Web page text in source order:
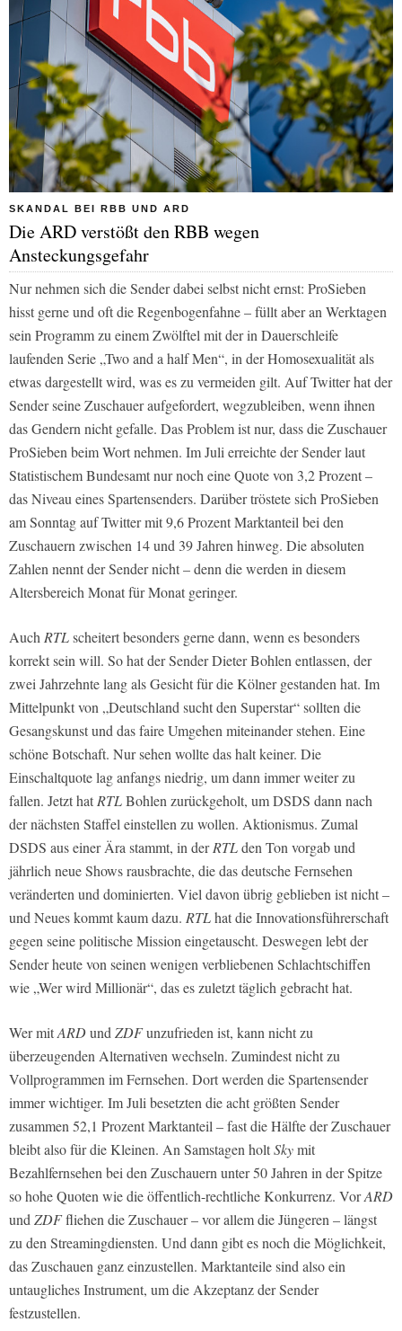
SKANDAL BEI RBB UND ARD
Die ARD verstößt den RBB wegen
Ansteckungsgefahr
Nur nehmen sich die Sender dabei selbst nicht ernst: ProSieben
hisst gerne und oft die Regenbogenfahne – füllt aber an Werktagen
sein Programm zu einem Zwölftel mit der in Dauerschleife
laufenden Serie „Two and a half Men“, in der Homosexualität als
etwas dargestellt wird, was es zu vermeiden gilt. Auf Twitter hat der
Sender seine Zuschauer aufgefordert, wegzubleiben, wenn ihnen
das Gendern nicht gefalle. Das Problem ist nur, dass die Zuschauer
ProSiebenbeim Wort nehmen. Im Juli erreichte der Sender laut
Statistischem Bundesamt nur noch eine Quote von 3,2 Prozent –
das Niveau eines Spartensenders. Darüber tröstete sichProSieben
am Sonntag auf Twitter mit 9,6 Prozent Marktanteil bei den
Zuschauern zwischen 14 und 39 Jahren hinweg. Die absoluten
Zahlen nennt der Sender nicht – denn die werden in diesem
Altersbereich Monat für Monat geringer.
AuchRTLscheitert besonders gerne dann, wenn es besonders
korrekt sein will. So hat der Sender Dieter Bohlen entlassen, der
zwei Jahrzehnte lang als Gesicht für die Kölner gestanden hat. Im
Mittelpunkt von „Deutschland sucht den Superstar“ sollten die
Gesangskunst und das faire Umgehen miteinander stehen. Eine
schöne Botschaft. Nur sehen wollte das halt keiner. Die
Einschaltquote lag anfangs niedrig, um dann immer weiter zu
fallen. Jetzt hatRTLBohlen zurückgeholt, um DSDS dann nach
der nächsten Staffel einstellen zu wollen. Aktionismus. Zumal
DSDS aus einer Ära stammt, in derRTLden Ton vorgab und
jährlich neue Shows rausbrachte, die das deutsche Fernsehen
veränderten und dominierten. Viel davon übrig geblieben ist nicht –
und Neues kommt kaum dazu. RTLhat die Innovationsführerschaft
gegen seine politische Mission eingetauscht. Deswegen lebt der
Sender heute von seinen wenigen verbliebenen Schlachtschiffen
wie „Wer wird Millionär“, das es zuletzt täglich gebracht hat.
Wer mitARDundZDFunzufrieden ist, kann nicht zu
überzeugenden Alternativen wechseln. Zumindest nicht zu
Vollprogrammen im Fernsehen. Dort werden die Spartensender
immer wichtiger. Im Juli besetzten die acht größten Sender
zusammen 52,1 Prozent Marktanteil – fast die Hälfte der Zuschauer
bleibt also für die Kleinen. An Samstagen holtSkymit
Bezahlfernsehen bei den Zuschauern unter 50 Jahren in der Spitze
so hohe Quoten wie die öffentlich-rechtliche Konkurrenz. VorARD
undZDFfliehen die Zuschauer – vor allem die Jüngeren – längst
zu den Streamingdiensten. Und dann gibt es noch die Möglichkeit,
das Zuschauen ganz einzustellen. Marktanteile sind also ein
untaugliches Instrument, um die Akzeptanz der Sender
festzustellen.